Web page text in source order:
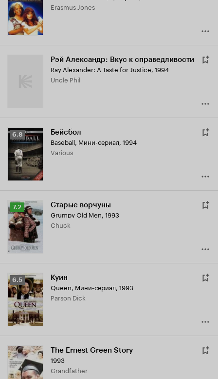
6.8
Erasmus Jones
Рэй Александр: Вкус к справедливости
Ray Alexander: A Taste for Justice, 1994
Uncle Phil
Рейтинг
Кинопоиска
6.8
6.8 Бейсбол
Baseball, Мини-сериал, 1994
Various
Рейтинг
Кинопоиска
7.2
7.2 Старые ворчуны
Grumpy Old Men, 1993
Chuck
Рейтинг
Кинопоиска
6.5
6.5 Куин
Queen, Мини-сериал, 1993
Parson Dick
The Ernest Green Story
1993
Grandfather